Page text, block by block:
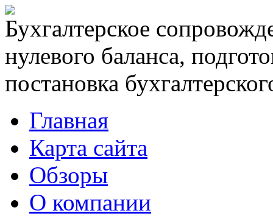
Бухгалтерское
нулевого баланса,
постановка
Главная
Карта сайта
Обзоры
О компании